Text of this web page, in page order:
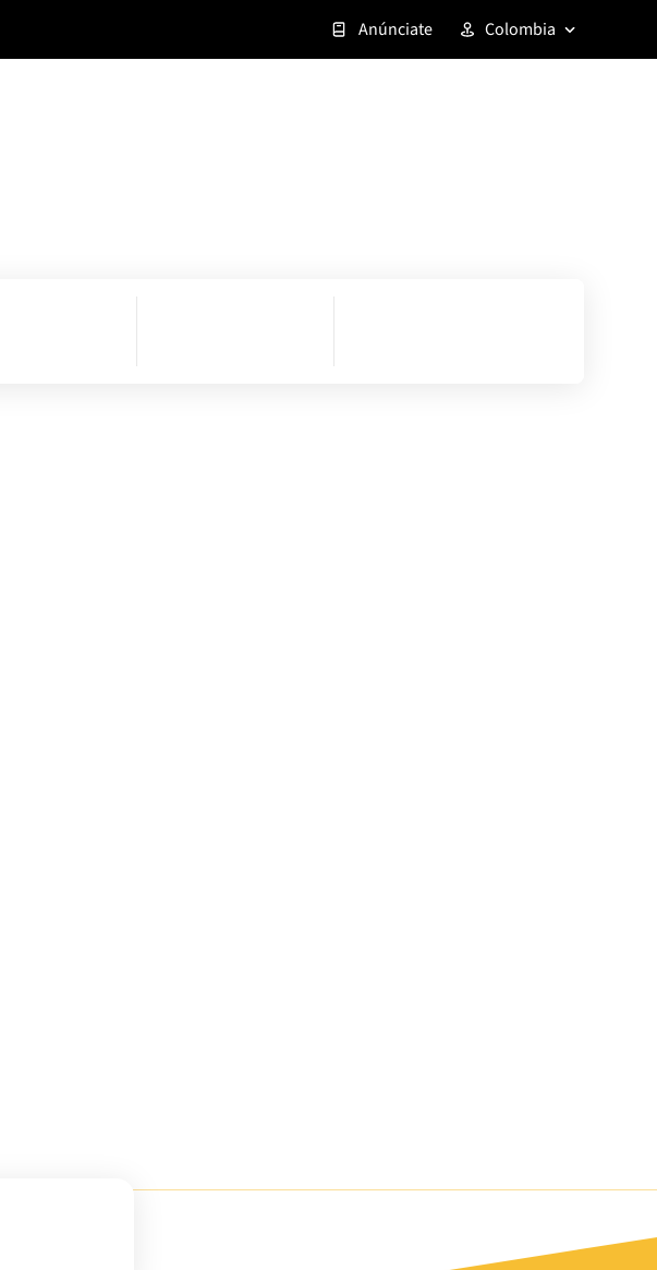
Anúnciate Colombia